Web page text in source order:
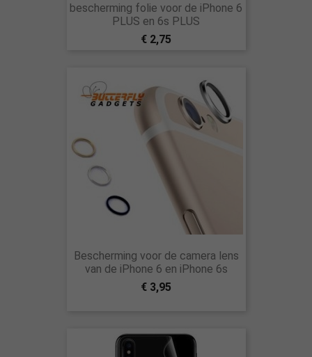
bescherming folie voor de iPhone 6
PLUS en 6s PLUS
€ 2,75
Bescherming voor de camera lens
van de iPhone 6 en iPhone 6s
€ 3,95